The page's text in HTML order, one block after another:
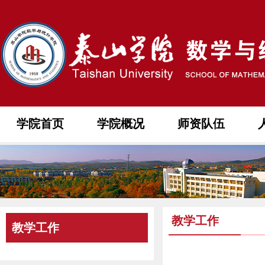
学院首页 学院概况 师资队伍
教学工作
教学工作